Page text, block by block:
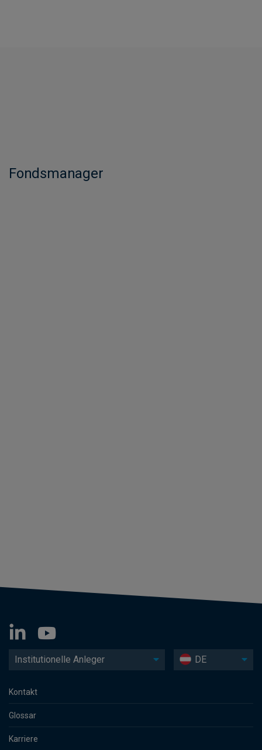
Fondsmanager​​​​​​​​​​​​​​​​​​​​
Institutionelle Anleger DE
Kontakt
Glossar
Karriere